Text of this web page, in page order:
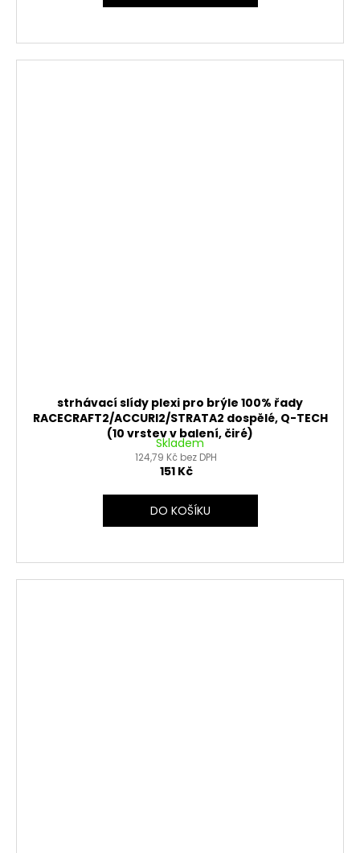
strhávací slídy plexi pro brýle 100% řady
RACECRAFT2/ACCURI2/STRATA2 dospělé, Q-TECH
(10 vrstev v balení, čiré)
Skladem
124,79 Kč bez DPH
151 Kč
DO KOŠÍKU